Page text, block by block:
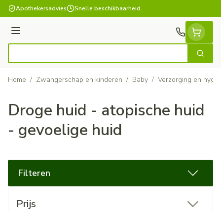
Ga naar de inhoud
Apothekersadvies Snelle beschikbaarheid
Menu
Zoek
Home / Zwangerschap en kinderen / Baby / Verzorging en
Droge huid - atopische huid
- gevoelige huid
Filteren
Prijs